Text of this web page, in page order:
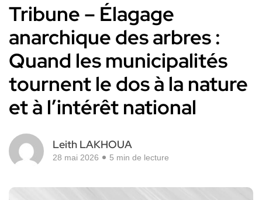
Tribune – Élagage
anarchique des arbres :
Quand les municipalités
tournent le dos à la nature
et à l’intérêt national
Leith LAKHOUA
28 mai 2026 5 min de lecture